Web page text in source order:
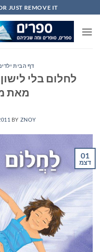
to
content
JUST REMOVE IT...
דף הבית
לחלום בלי
מאת
BY ZNOY
01
דצמ